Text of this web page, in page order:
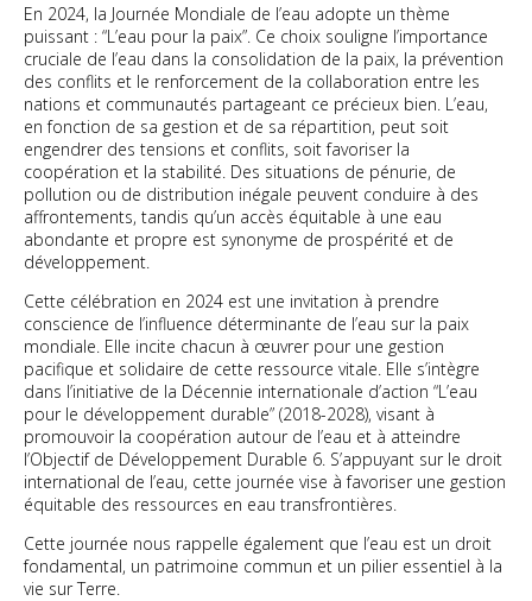
En 2024, la Journée Mondiale de l’eau adopte un thème
puissant : “L’eau pour la paix”. Ce choix souligne l’importance
cruciale de l’eau dans la consolidation de la paix, la prévention
des conflits et le renforcement de la collaboration entre les
nations et communautés partageant ce précieux bien. L’eau,
en fonction de sa gestion et de sa répartition, peut soit
engendrer des tensions et conflits, soit favoriser la
coopération et la stabilité. Des situations de pénurie, de
pollution ou de distribution inégale peuvent conduire à des
affrontements, tandis qu’un accès équitable à une eau
abondante et propre est synonyme de prospérité et de
développement.
Cette célébration en 2024 est une invitation à prendre
conscience de l’influence déterminante de l’eau sur la paix
mondiale. Elle incite chacun à œuvrer pour une gestion
pacifique et solidaire de cette ressource vitale. Elle s’intègre
dans l’initiative de la Décennie internationale d’action “L’eau
pour le développement durable” (2018-2028), visant à
promouvoir la coopération autour de l’eau et à atteindre
l’Objectif de Développement Durable 6. S’appuyant sur le droit
international de l’eau, cette journée vise à favoriser une gestion
équitable des ressources en eau transfrontières.
Cette journée nous rappelle également que l’eau est un droit
fondamental, un patrimoine commun et un pilier essentiel à la
vie sur Terre.